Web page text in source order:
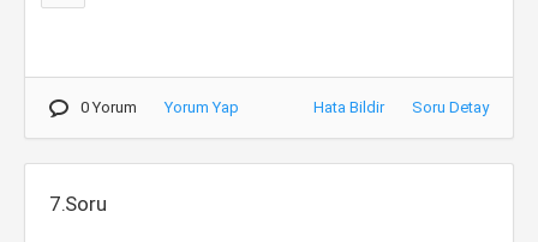
0 Yorum Yorum Yap Hata Bildir Soru Detay
7.Soru